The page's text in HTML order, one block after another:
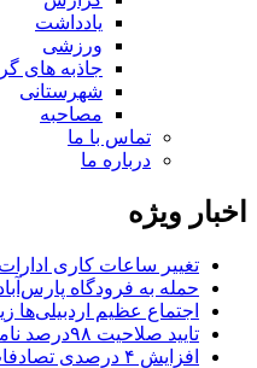
یادداشت
ورزشی
جاذبه های
شهرستانی
مصاحبه
تماس با ما
درباره ما
اخبار ویژه
تغییر ساعات کاری
حمله به فرودگاه
اجتماع عظیم اردبیلی‌ها
تایید صلاحیت ۹۸درصد نامزدهای شوراهای روستای اردبیل
افزایش ۴ درصدی تصادفات فوتی در جاده‌های اردبیل